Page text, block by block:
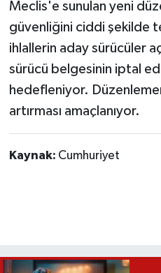
Meclis'e sunulan yeni
güvenliğini ciddi şekilde
ihlallerin aday sürücüler
sürücü belgesinin iptal
hedefleniyor.
artırması amaçlanıyor.
Kaynak: Cumhuriyet